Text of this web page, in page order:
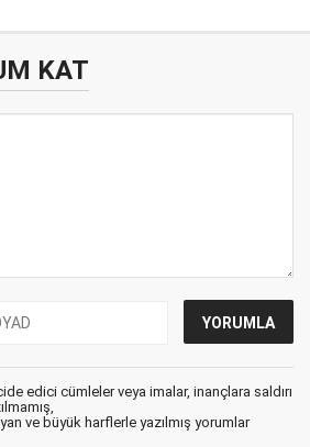
KAT
edici cümleler veya imalar, inançlara saldırı
ve büyük harflerle yazılmış yorumlar